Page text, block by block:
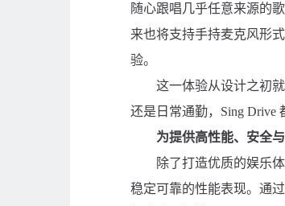
随心跟唱几乎任意来源的
来也将支持手持麦克风形
验。
这一体验从设计之初
还是日常通勤，Sing Drive
为提供高性能、安全
除了打造优质的娱乐
稳定可靠的性能表现。通